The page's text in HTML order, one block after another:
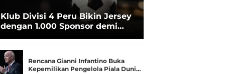
Klub Divisi 4 Peru Bikin Jersey
dengan 1.000 Sponsor demi
Rencana Gianni Infantino Buka
Kepemilikan Pengelola Piala Duni…